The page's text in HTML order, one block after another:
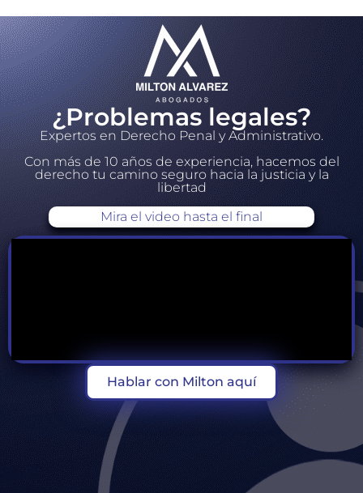
¿Problemas legales?
Expertos en Derecho Penal y Administrativo.
Con más de 10 años de experiencia, hacemos del
derecho tu camino seguro hacia la justicia y la
libertad
Mira el video hasta el final
Hablar con Milton aquí